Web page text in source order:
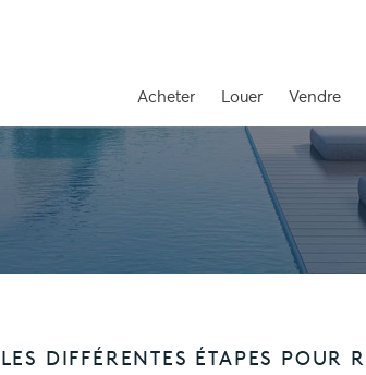
Acheter Louer Vendre
LES DIFFÉRENTES ÉTAPES POUR